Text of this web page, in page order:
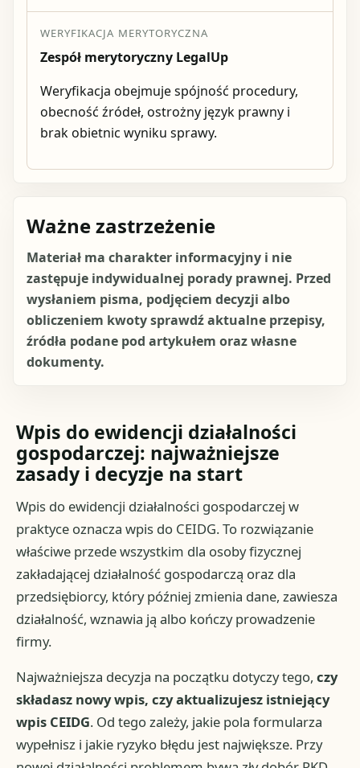
WERYFIKACJA MERYTORYCZNA
Zespół merytoryczny LegalUp
Weryfikacja obejmuje spójność procedury,
obecność źródeł, ostrożny język prawny i
brak obietnic wyniku sprawy.
Ważne zastrzeżenie
Materiał ma charakter informacyjny i nie
zastępuje indywidualnej porady prawnej. Przed
wysłaniem pisma, podjęciem decyzji albo
obliczeniem kwoty sprawdź aktualne przepisy,
źródła podane pod artykułem oraz własne
dokumenty.
Wpis do ewidencji działalności
gospodarczej: najważniejsze
zasady i decyzje na start
Wpis do ewidencji działalności gospodarczej w
praktyce oznacza wpis do CEIDG. To rozwiązanie
właściwe przede wszystkim dla osoby fizycznej
zakładającej działalność gospodarczą oraz dla
przedsiębiorcy, który później zmienia dane, zawiesza
działalność, wznawia ją albo kończy prowadzenie
firmy.
Najważniejsza decyzja na początku dotyczy tego,czy
składasz nowy wpis, czy aktualizujesz istniejący
wpis CEIDG. Od tego zależy, jakie pola formularza
wypełnisz i jakie ryzyko błędu jest największe. Przy